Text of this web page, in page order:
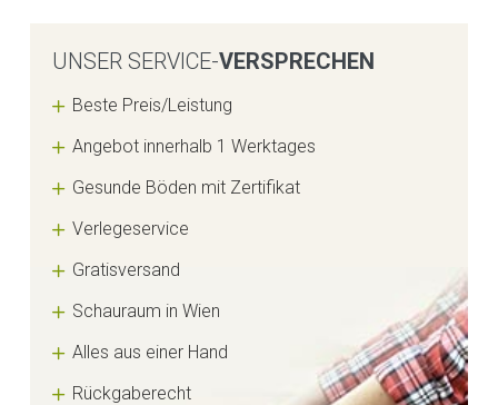
UNSER SERVICE-VERSPRECHEN
Beste Preis/Leistung
Angebot innerhalb 1 Werktages
Gesunde Böden mit Zertifikat
Verlegeservice
Gratisversand
Schauraum in Wien
Alles aus einer Hand
Rückgaberecht